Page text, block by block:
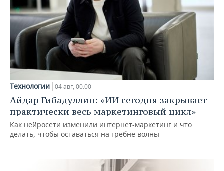
Технологии 04 авг, 00:00
Айдар Гибадуллин: «ИИ сегодня закрывает
практически весь маркетинговый цикл»
Как нейросети изменили интернет-маркетинг и что
делать, чтобы оставаться на гребне волны